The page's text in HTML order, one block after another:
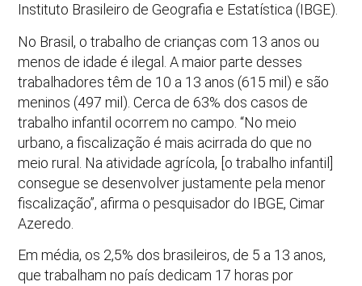
Instituto Brasileiro de Geografia e Estatística (IBGE).
No Brasil, o trabalho de crianças com 13 anos ou
menos de idade é ilegal. A maior parte desses
trabalhadores têm de 10 a 13 anos (615 mil) e são
meninos (497 mil). Cerca de 63% dos casos de
trabalho infantil ocorrem no campo. “No meio
urbano, a fiscalização é mais acirrada do que no
meio rural. Na atividade agrícola, [o trabalho infantil]
consegue se desenvolver justamente pela menor
fiscalização”, afirma o pesquisador do IBGE, Cimar
Azeredo.
Em média, os 2,5% dos brasileiros, de 5 a 13 anos,
que trabalham no país dedicam 17 horas por